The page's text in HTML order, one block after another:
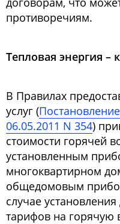
противоречиям.
Тепловая энергия –
В Правилах
услуг (
06.05.2011 N 354)
стоимости горячей
установленным
многоквартирном
общедомовым
случае
тарифов на горячую